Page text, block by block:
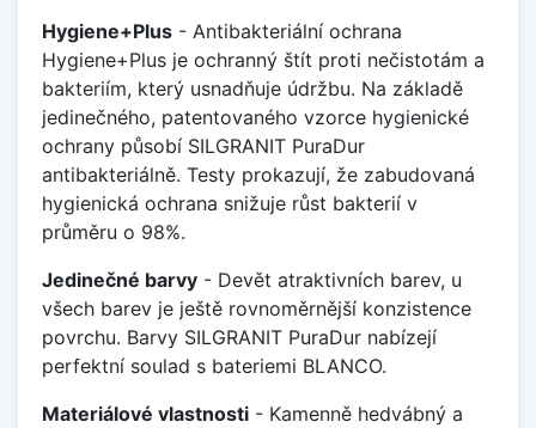
Hygiene+Plus - Antibakteriální ochrana
Hygiene+Plus je ochranný štít proti nečistotám a
bakteriím, který usnadňuje údržbu. Na základě
jedinečného, patentovaného vzorce hygienické
ochrany působí SILGRANIT PuraDur
antibakteriálně. Testy prokazují, že zabudovaná
hygienická ochrana snižuje růst bakterií v
průměru o 98%.
Jedinečné barvy - Devět atraktivních barev, u
všech barev je ještě rovnoměrnější konzistence
povrchu. Barvy SILGRANIT PuraDur nabízejí
perfektní soulad s bateriemi BLANCO.
Materiálové vlastnosti - Kamenně hedvábný a